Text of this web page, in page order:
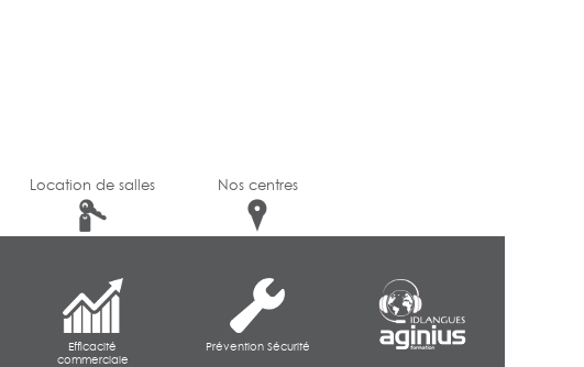
Location de salles Nos centres
Efficacité
commerciale
Prévention Sécurité